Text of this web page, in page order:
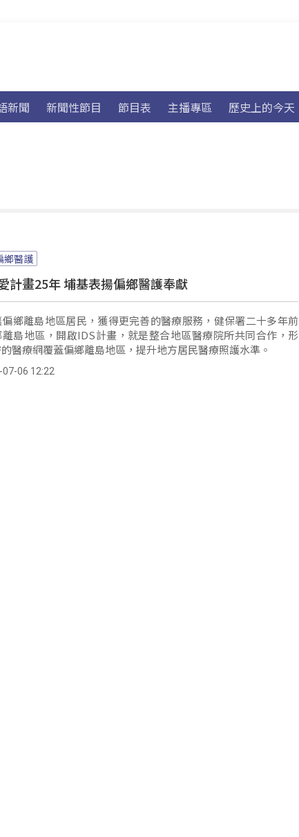
新聞 新聞性節目 節目表 主播專區 歷史上的今天
鄉醫護
計畫25年 埔基表揚偏鄉醫護奉獻
鄉離島地區居民，獲得更完善的醫療服務，健保署二十多年前
島地區，開啟IDS計畫，就是整合地區醫療院所共同合作，形
醫療網覆蓋偏鄉離島地區，提升地方居民醫療照護水準。
07-06 12:22